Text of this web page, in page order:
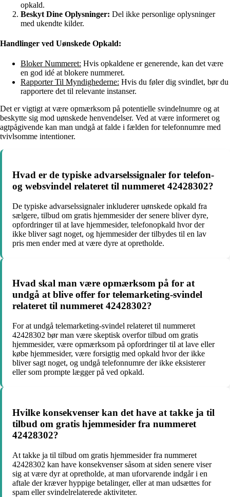
opkald.
Beskyt Dine Oplysninger: Del ikke personlige oplysninger
med ukendte kilder.
Handlinger ved Uønskede Opkald:
Bloker Nummeret: Hvis opkaldene er generende, kan det være
en god idé at blokere nummeret.
Rapporter Til Myndighederne: Hvis du føler dig svindlet, bør du
rapportere det til relevante instanser.
Det er vigtigt at være opmærksom på potentielle svindelnumre og at
beskytte sig mod uønskede henvendelser. Ved at være informeret og
agtpågivende kan man undgå at falde i fælden for telefonnumre med
tvivlsomme intentioner.
Hvad er de typiske advarselssignaler for telefon-
og websvindel relateret til nummeret 42428302?
De typiske advarselssignaler inkluderer uønskede opkald fra
sælgere, tilbud om gratis hjemmesider der senere bliver dyre,
opfordringer til at lave hjemmesider, telefonopkald hvor der
ikke bliver sagt noget, og hjemmesider der tilbydes til en lav
pris men ender med at være dyre at opretholde.
Hvad skal man være opmærksom på for at
undgå at blive offer for telemarketing-svindel
relateret til nummeret 42428302?
For at undgå telemarketing-svindel relateret til nummeret
42428302 bør man være skeptisk overfor tilbud om gratis
hjemmesider, være opmærksom på opfordringer til at lave eller
købe hjemmesider, være forsigtig med opkald hvor der ikke
bliver sagt noget, og undgå telefonnumre der ikke eksisterer
eller som prompte lægger på ved opkald.
Hvilke konsekvenser kan det have at takke ja til
tilbud om gratis hjemmesider fra nummeret
42428302?
At takke ja til tilbud om gratis hjemmesider fra nummeret
42428302 kan have konsekvenser såsom at siden senere viser
sig at være dyr at opretholde, at man uforvarende indgår i en
aftale der kræver hyppige betalinger, eller at man udsættes for
spam eller svindelrelaterede aktiviteter.